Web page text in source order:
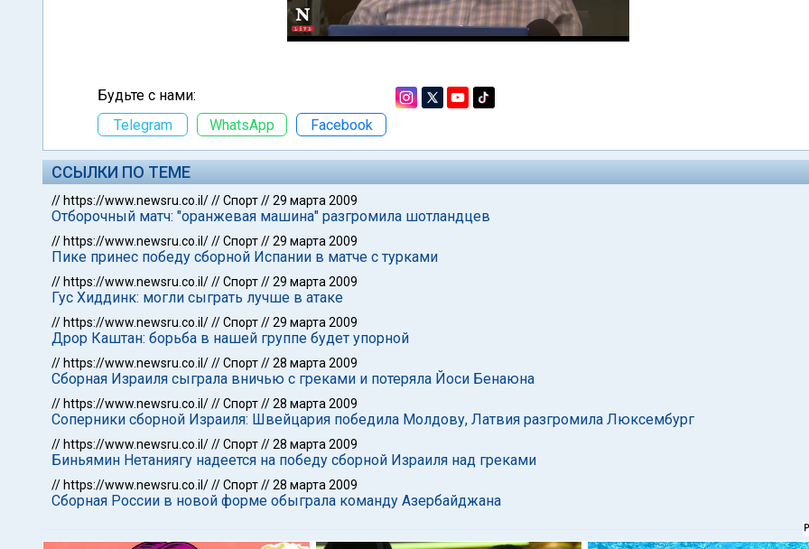
Будьте с нами:
Telegram
WhatsApp Facebook
ССЫЛКИ ПО ТЕМЕ
// https://www.newsru.co.il///Спорт//29 марта 2009
Отборочный матч: "оранжевая машина" разгромила шотландцев
// https://www.newsru.co.il///Спорт//29 марта 2009
Пике принес победу сборной Испании в матче с турками
// https://www.newsru.co.il///Спорт//29 марта 2009
Гус Хиддинк: могли сыграть лучше в атаке
// https://www.newsru.co.il///Спорт//29 марта 2009
Дрор Каштан: борьба в нашей группе будет упорной
// https://www.newsru.co.il///Спорт//28 марта 2009
Сборная Израиля сыграла вничью с греками и потеряла Йоси Бенаюна
// https://www.newsru.co.il///Спорт//28 марта 2009
Соперники сборной Израиля: Швейцария победила Молдову, Латвия разгромила Люксембург
// https://www.newsru.co.il///Спорт//28 марта 2009
Биньямин Нетаниягу надеется на победу сборной Израиля над греками
// https://www.newsru.co.il///Спорт//28 марта 2009
Сборная России в новой форме обыграла команду Азербайджана